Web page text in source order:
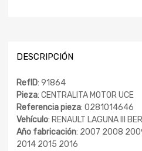
DESCRIPCIÓN
RefID: 91864
Pieza: CENTRALITA MOTOR UCE
Referencia pieza: 0281014646
Vehículo: RENAULT LAGUNA III
Año fabricación: 2007 2008
2014 2015 2016